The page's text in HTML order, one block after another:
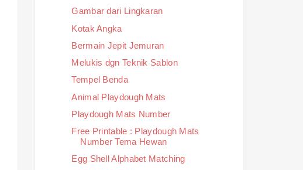
Gambar dari Lingkaran
Kotak Angka
Bermain Jepit Jemuran
Melukis dgn Teknik Sablon
Tempel Benda
Animal Playdough Mats
Playdough Mats Number
Free Printable : Playdough Mats
Number Tema Hewan
Egg Shell Alphabet Matching